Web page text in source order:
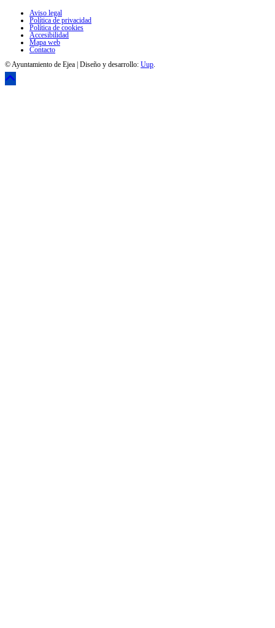
Aviso legal
Política de privacidad
Política de cookies
Accesibilidad
Mapa web
Contacto
© Ayuntamiento de Ejea | Diseño y desarrollo: Uup.